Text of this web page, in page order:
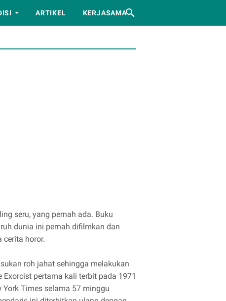
ARTIKEL KERJASAMA
seru, yang pernah ada. Buku
dunia ini pernah difilmkan dan
cerita horor.
roh jahat sehingga melakukan
pertama kali terbit pada 1971
Times selama 57 minggu